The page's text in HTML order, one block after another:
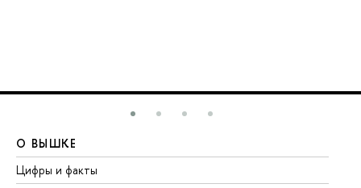
О ВЫШКЕ
Цифры и факты